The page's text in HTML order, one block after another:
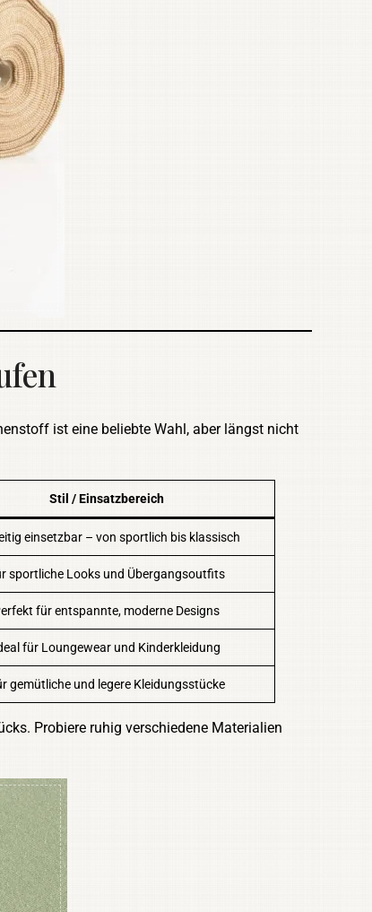
ist eine beliebte Wahl, aber längst nicht
Stil / Einsatzbereich
einsetzbar – von sportlich bis klassisch
sportliche Looks und Übergangsoutfits
für entspannte, moderne Designs
für Loungewear und Kinderkleidung
gemütliche und legere Kleidungsstücke
Probiere ruhig verschiedene Materialien